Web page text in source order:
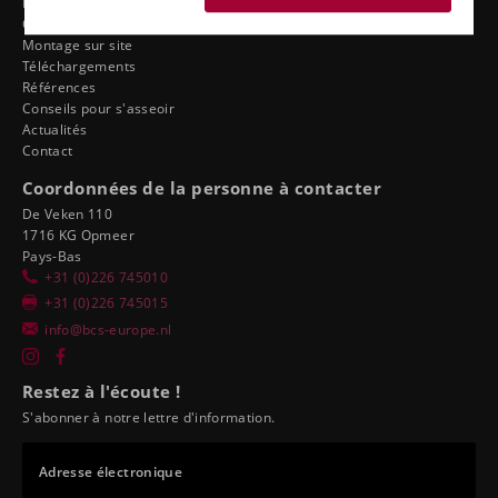
Concessionnaires sport automobile tuning
Montage sur site
Téléchargements
Références
Conseils pour s'asseoir
Actualités
Contact
Coordonnées de la personne à contacter
De Veken 110
1716 KG Opmeer
Pays-Bas
+31 (0)226 745010
+31 (0)226 745015
info@bcs-europe.nl
Restez à l'écoute !
S'abonner à notre lettre d'information.
Adresse électronique